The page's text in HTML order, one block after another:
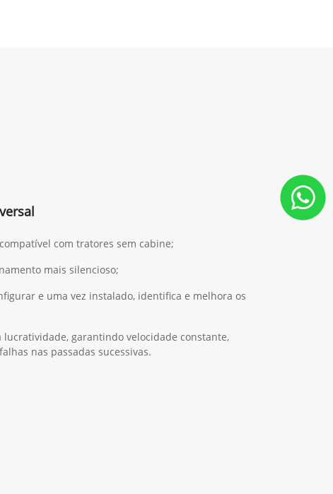
com tratores sem cabine;
mais silencioso;
e uma vez instalado, identifica e melhora os
garantindo velocidade constante,
nas passadas sucessivas.